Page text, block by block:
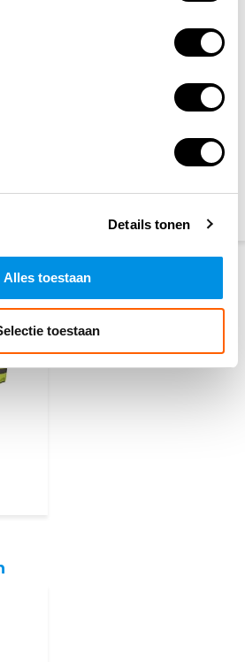
Details tonen
Alles toestaan
toestaan
Sprayblusser 0,75 Liter